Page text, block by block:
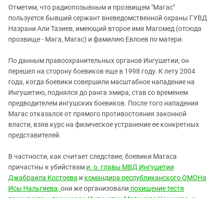
Отметим, что радиопозывным и прозвищем "Магас"
пользуется бывший сержант вневедомственной охраны ГУВД
Назрани Али Тазиев, имеющий второе имя Магомед (отсюда
прозвище - Мага, Магас) и фамилию Евлоев по матери.
По данным правоохранительных органов Ингушетии, он
перешел на сторону боевиков еще в 1998 году. К лету 2004
года, когда боевики совершили масштабное нападение на
Ингушетию, поднялся до ранга эмира, став со временем
предводителем ингушских боевиков. После того нападения
Магас отказался от прямого противостояния законной
власти, взяв курс на физическое устранение ее конкретных
представителей.
В частности, как считает следствие, боевики Магаса
причастны к убийствам и. о. главы МВД Ингушетии
Джабраила Костоева и командира республиканского ОМОНа
Исы Нальгиева, они же организовали похищение тестя